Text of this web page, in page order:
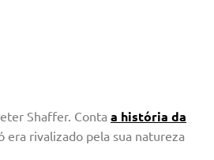
Shaffer. Conta a história da
era rivalizado pela sua natureza